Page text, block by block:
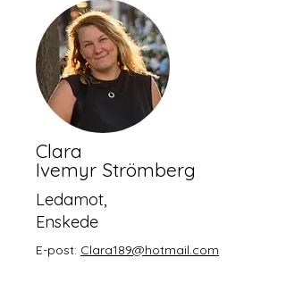
Clara
Ivemyr Strömberg
Ledamot,
Enskede
E-post: Clara189@hotmail.com